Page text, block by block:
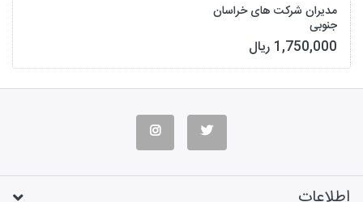
مدیران شرکت های خراسان
جنوبی
1,750,000 ریال